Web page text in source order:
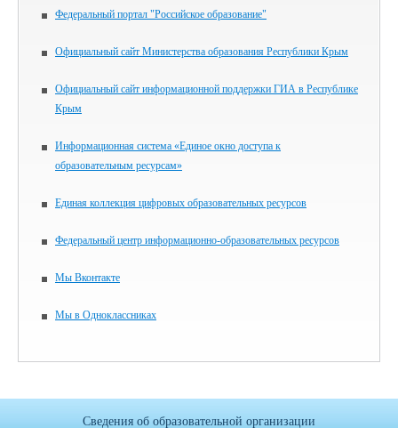
Федеральный портал "Российское образование"
Официальный сайт Министерства образования Республики Крым
Официальный сайт информационной поддержки ГИА в Республике
Крым
Информационная система «Единое окно доступа к
образовательным ресурсам»
Единая коллекция цифровых образовательных ресурсов
Федеральный центр информационно-образовательных ресурсов
Мы Вконтакте
Мы в Одноклассниках
Сведения об образовательной организации